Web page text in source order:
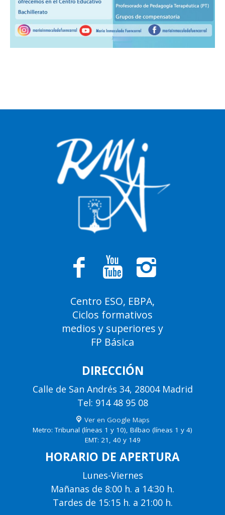
Centro ESO, EBPA,
Ciclos formativos
medios y superiores y
FP Básica
DIRECCIÓN
Calle de San Andrés 34, 28004 Madrid
Tel: 914 48 95 08
Ver en Google Maps
Metro: Tribunal (líneas 1 y 10), Bilbao (líneas 1 y 4)
EMT: 21, 40 y 149
HORARIO DE APERTURA
Lunes-Viernes
Mañanas de 8:00 h. a 14:30 h.
Tardes de 15:15 h. a 21:00 h.